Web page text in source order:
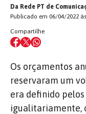
Da Rede PT de
Publicado em 06/04/2022
Compartilhe
Os orçamentos
reservaram um
era definido
igualitariamente,